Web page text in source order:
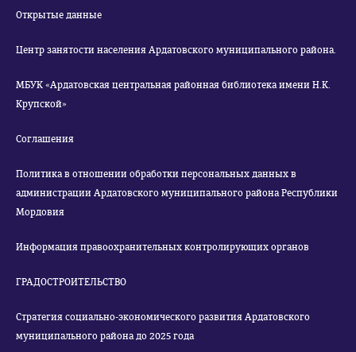
Открытые данные
Центр занятости населения Ардатовского муниципального района.
МБУК «Ардатовская центральная районная библиотека имени Н.К.
Крупской»
Соглашения
Политика в отношении обработки персональных данных в
администрации Ардатовского муниципального района Республики
Мордовия
Информация правоохранительных контролирующих органов
ГРАДОСТРОИТЕЛЬСТВО
Стратегия социально-экономического развития Ардатовского
муниципального района до 2025 года